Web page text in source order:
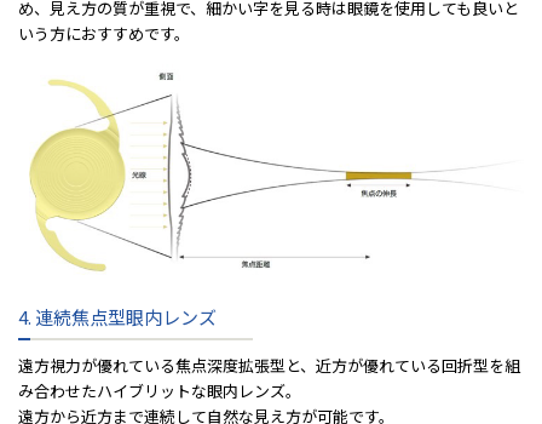
め、⾒え⽅の質が重視で、細かい字を⾒る時は眼鏡を使⽤しても良いと
いう⽅におすすめです。
4. 連続焦点型眼内レンズ
遠⽅視⼒が優れている焦点深度拡張型と、近⽅が優れている回折型を組
み合わせたハイブリットな眼内レンズ。
遠⽅から近⽅まで連続して⾃然な⾒え⽅が可能です。